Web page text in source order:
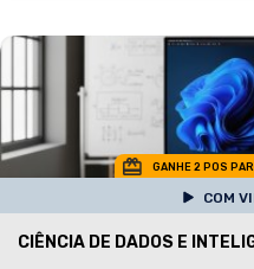
GANHE 2 POS
COM
CIÊNCIA DE DADOS E